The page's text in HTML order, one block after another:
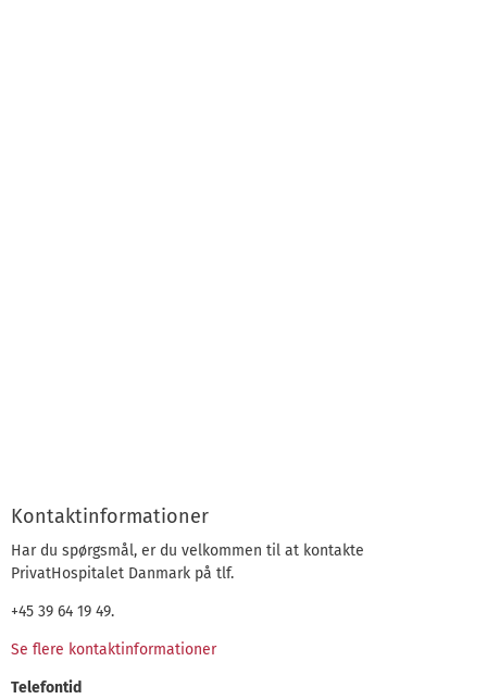
Kontaktinformationer
Har du spørgsmål, er du velkommen til at kontakte
PrivatHospitalet Danmark på tlf.
+45 39 64 19 49.
Se flere kontaktinformationer
Telefontid